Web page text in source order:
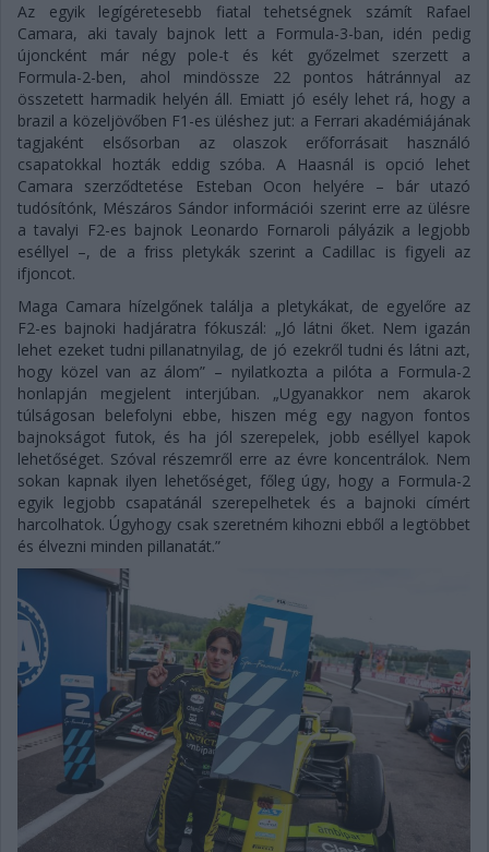
Az egyik legígéretesebb fiatal tehetségnek számít Rafael
Camara, aki tavaly bajnok lett a Formula-3-ban, idén pedig
újoncként már négy pole-t és két győzelmet szerzett a
Formula-2-ben, ahol mindössze 22 pontos hátránnyal az
összetett harmadik helyén áll. Emiatt jó esély lehet rá, hogy a
brazil a közeljövőben F1-es üléshez jut: a Ferrari akadémiájának
tagjaként elsősorban az olaszok erőforrásait használó
csapatokkal hozták eddig szóba. A Haasnál is opció lehet
Camara szerződtetése Esteban Ocon helyére – bár utazó
tudósítónk, Mészáros Sándor információi szerint erre az ülésre
a tavalyi F2-es bajnok Leonardo Fornaroli pályázik a legjobb
eséllyel –, de a friss pletykák szerint a Cadillac is figyeli az
ifjoncot.
Maga Camara hízelgőnek találja a pletykákat, de egyelőre az
F2-es bajnoki hadjáratra fókuszál: „Jó látni őket. Nem igazán
lehet ezeket tudni pillanatnyilag, de jó ezekről tudni és látni azt,
hogy közel van az álom” – nyilatkozta a pilóta a Formula-2
honlapján megjelent interjúban. „Ugyanakkor nem akarok
túlságosan belefolyni ebbe, hiszen még egy nagyon fontos
bajnokságot futok, és ha jól szerepelek, jobb eséllyel kapok
lehetőséget. Szóval részemről erre az évre koncentrálok. Nem
sokan kapnak ilyen lehetőséget, főleg úgy, hogy a Formula-2
egyik legjobb csapatánál szerepelhetek és a bajnoki címért
harcolhatok. Úgyhogy csak szeretném kihozni ebből a legtöbbet
és élvezni minden pillanatát.”